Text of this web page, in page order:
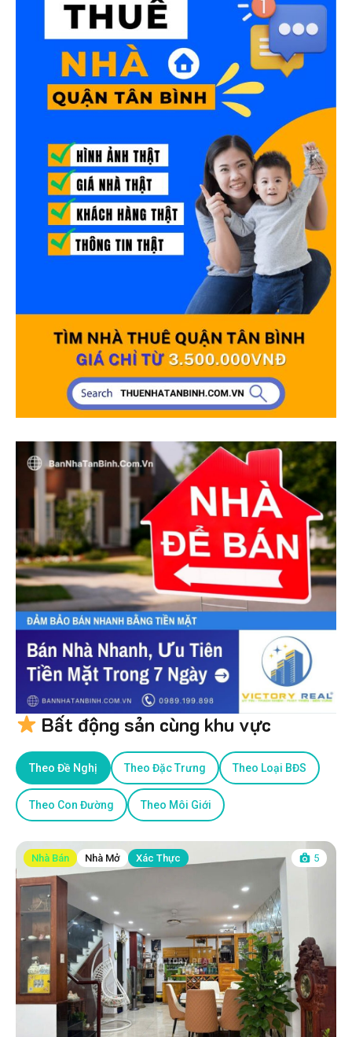
Bất động sản cùng khu vực
Theo Đề Nghị Theo Đặc Trưng Theo Loại BĐS
Theo Con Đường Theo Môi Giới
Nhà Bán Nhà Mở Xác Thực 5